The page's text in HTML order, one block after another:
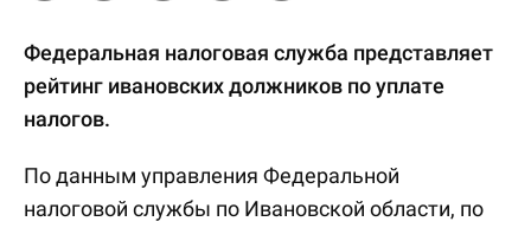
Федеральная налоговая служба представляет
рейтинг ивановских должников по уплате
налогов.
По данным управления Федеральной
налоговой службы по Ивановской области, по